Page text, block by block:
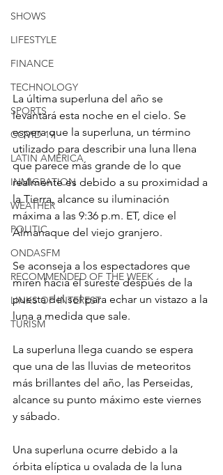
SHOWS
LIFESTYLE
FINANCE
TECHNOLOGY
SPORTS
COVID-19
LATIN AMERICA
INMIGRATION
WEATHER
POLITIC
ONDASFM
RECOMMENDED OF THE WEEK
LINKS OF INTEREST
TURISM
La última superluna del año se
levantará esta noche en el cielo. Se
espera que la superluna, un término
utilizado para describir una luna llena
que parece más grande de lo que
realmente es debido a su proximidad a
la Tierra, alcance su iluminación
máxima a las 9:36 p.m. ET, dice el
Almanaque del viejo granjero.
Se aconseja a los espectadores que
miren hacia el sureste después de la
puesta del sol para echar un vistazo a la
luna a medida que sale.
La superluna llega cuando se espera
que una de las lluvias de meteoritos
más brillantes del año, las Perseidas,
alcance su punto máximo este viernes
y sábado.
Una superluna ocurre debido a la
órbita elíptica u ovalada de la luna